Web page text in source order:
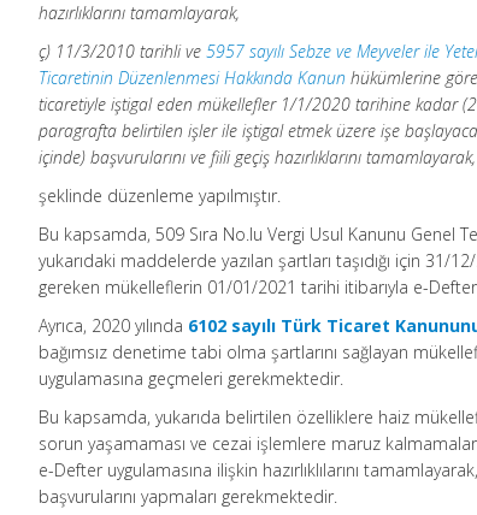
hazırlıklarını tamamlayarak,
ç) 11/3/2010 tarihli ve5957 sayılı Sebze ve Meyveler ile
Ticaretinin Düzenlenmesi Hakkında Kanun hükümlerine
ticaretiyle iştigal eden mükellefler 1/1/2020 tarihine kadar
paragrafta belirtilen işler ile iştigal etmek üzere işe
içinde) başvurularını ve fiili geçiş hazırlıklarını
şeklinde düzenleme yapılmıştır.
Bu kapsamda, 509 Sıra No.lu Vergi Usul Kanunu Genel
yukarıdaki maddelerde yazılan şartları taşıdığı için
gereken mükelleflerin 01/01/2021 tarihi itibarıyla e-
Ayrıca, 2020 yılında 6102 sayılı Türk Ticaret
bağımsız denetime tabi olma şartlarını sağlayan
uygulamasına geçmeleri gerekmektedir.
Bu kapsamda, yukarıda belirtilen özelliklere haiz
sorun yaşamaması ve cezai işlemlere maruz
e-Defter uygulamasına ilişkin hazırlıklılarını
başvurularını yapmaları gerekmektedir.